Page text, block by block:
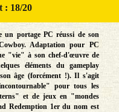
: 18/20
un portage PC réussi de son
Adaptation pour PC
"vie" à son chef-d'œuvre de
éléments du gameplay
âge (forcément !). Il s'agit
pour tous les
et de jeux en "mondes
Redemption 1er du nom est